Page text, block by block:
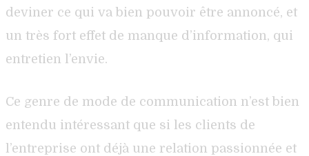
deviner ce qui va bien pouvoir être annoncé, et
un très fort effet de manque d’information, qui
entretien l’envie.
Ce genre de mode de communication n’est bien
entendu intéressant que si les clients de
l’entreprise ont déjà une relation passionnée et